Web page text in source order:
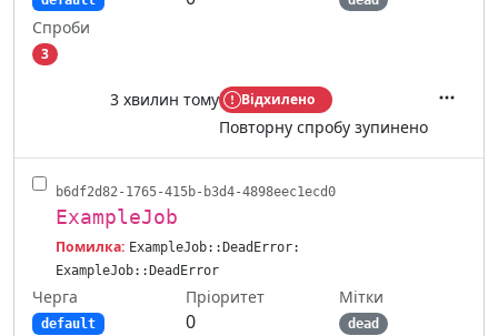
Спроби
3
3 хвилин тому Відхилено
Повторну спробу зупинено
b6df2d82-1765-415b-b3d4-4898eec1ecd0
ExampleJob
Помилка: ExampleJob::DeadError:
ExampleJob::DeadError
Черга
default
Пріоритет
0
Мітки
dead